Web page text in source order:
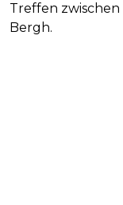
Treffen
Bergh.